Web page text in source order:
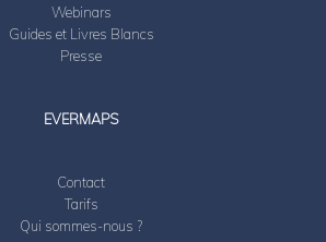
Webinars
Guides et Livres Blancs
Presse
EVERMAPS
Contact
Tarifs
Qui sommes-nous ?